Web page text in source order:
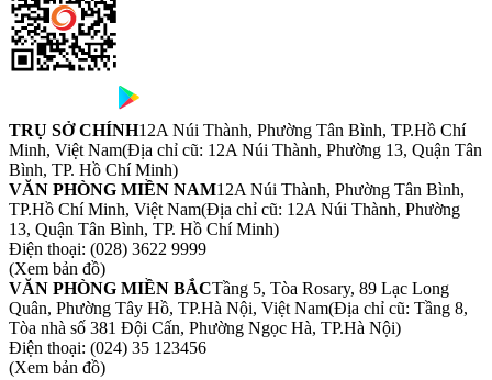
TRỤ SỞ CHÍNH12A Núi Thành, Phường Tân Bình, TP.Hồ Chí
Minh, Việt Nam(Địa chỉ cũ: 12A Núi Thành, Phường 13, Quận Tân
Bình, TP. Hồ Chí Minh)
VĂN PHÒNG MIỀN NAM12A Núi Thành, Phường Tân Bình,
TP.Hồ Chí Minh, Việt Nam(Địa chỉ cũ: 12A Núi Thành, Phường
13, Quận Tân Bình, TP. Hồ Chí Minh)
Điện thoại: (028) 3622 9999
(Xem bản đồ)
VĂN PHÒNG MIỀN BẮCTầng 5, Tòa Rosary, 89 Lạc Long
Quân, Phường Tây Hồ, TP.Hà Nội, Việt Nam(Địa chỉ cũ: Tầng 8,
Tòa nhà số 381 Đội Cấn, Phường Ngọc Hà, TP.Hà Nội)
Điện thoại: (024) 35 123456
(Xem bản đồ)